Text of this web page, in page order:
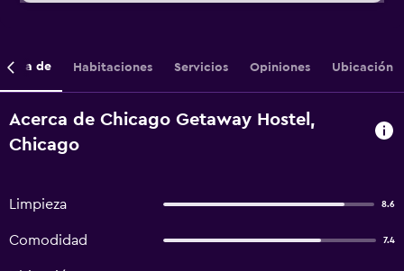
de Habitaciones Servicios Opiniones Ubicación
Acerca de Chicago Getaway Hostel,
Chicago
Limpieza 8.6
Comodidad 7.4